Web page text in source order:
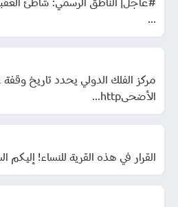
#عاجل| الناطق الرسمي: شاطئ
...
مركز الفلك الدولي يحدد تاريخ
الأضحىhttp...
القرار في هذه القرية للنساء! إليكم